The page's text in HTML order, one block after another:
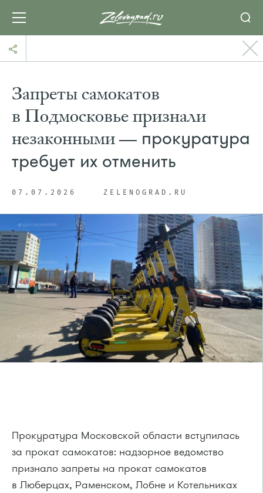
Запреты самокатов
в Подмосковье признали
незаконными — прокуратура
требует их отменить
07.07.2026 ZELENOGRAD.RU
Прокуратура Московской области вступилась
за прокат самокатов: надзорное ведомство
признало запреты на прокат самокатов
в Люберцах, Раменском, Лобне и Котельниках